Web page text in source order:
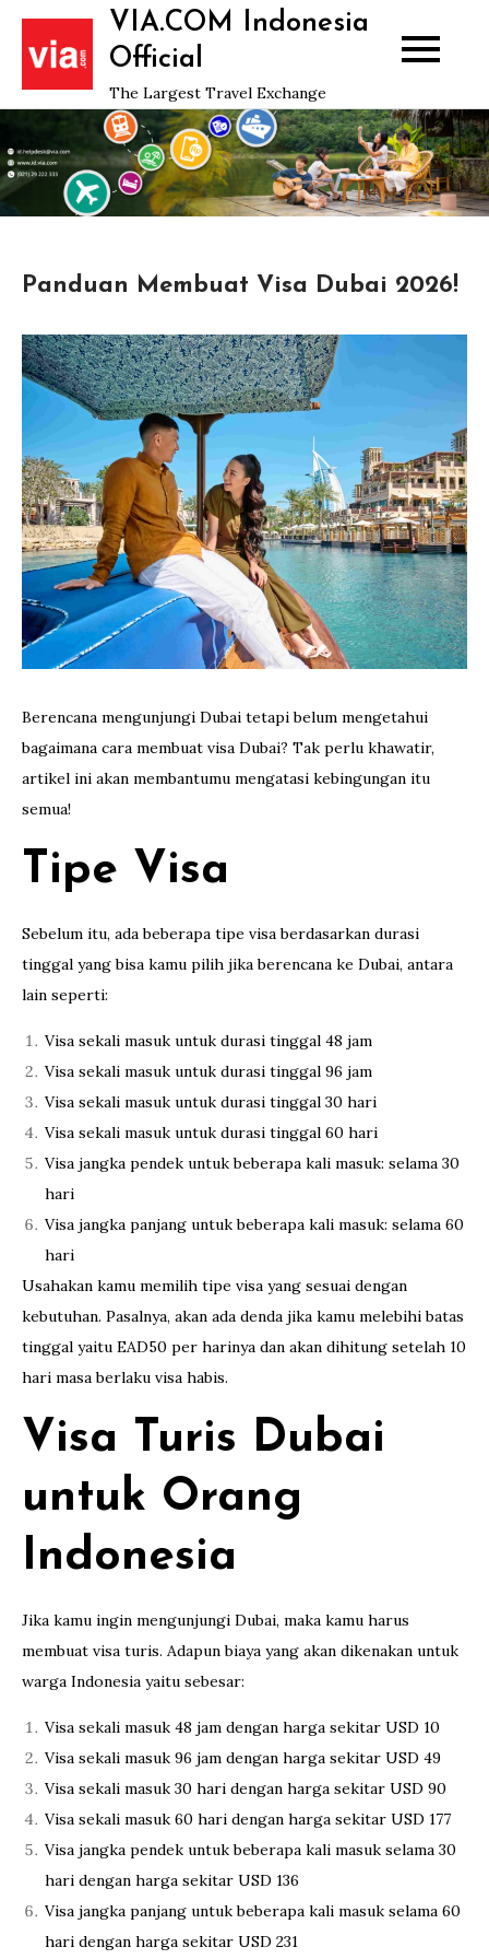
Skip
content
VIA.COM Indonesia
Official
The Largest Travel Exchange
Panduan Membuat Visa Dubai 2026!
Berencana mengunjungi Dubai tetapi belum mengetahui
bagaimana cara membuat visa Dubai? Tak perlu khawatir,
artikel ini akan membantumu mengatasi kebingungan itu
semua!
Tipe Visa
Sebelum itu, ada beberapa tipe visa berdasarkan durasi
tinggal yang bisa kamu pilih jika berencana ke Dubai, antara
lain seperti:
Visa sekali masuk untuk durasi tinggal 48 jam
Visa sekali masuk untuk durasi tinggal 96 jam
Visa sekali masuk untuk durasi tinggal 30 hari
Visa sekali masuk untuk durasi tinggal 60 hari
Visa jangka pendek untuk beberapa kali masuk: selama 30
hari
Visa jangka panjang untuk beberapa kali masuk: selama 60
hari
Usahakan kamu memilih tipe visa yang sesuai dengan
kebutuhan. Pasalnya, akan ada denda jika kamu melebihi batas
tinggal yaitu EAD50 per harinya dan akan dihitung setelah 10
hari masa berlaku visa habis.
Visa Turis Dubai
untuk Orang
Indonesia
Jika kamu ingin mengunjungi Dubai, maka kamu harus
membuat visa turis. Adapun biaya yang akan dikenakan untuk
warga Indonesia yaitu sebesar:
Visa sekali masuk 48 jam dengan harga sekitar USD 10
Visa sekali masuk 96 jam dengan harga sekitar USD 49
Visa sekali masuk 30 hari dengan harga sekitar USD 90
Visa sekali masuk 60 hari dengan harga sekitar USD 177
Visa jangka pendek untuk beberapa kali masuk selama 30
hari dengan harga sekitar USD 136
Visa jangka panjang untuk beberapa kali masuk selama 60
hari dengan harga sekitar USD 231